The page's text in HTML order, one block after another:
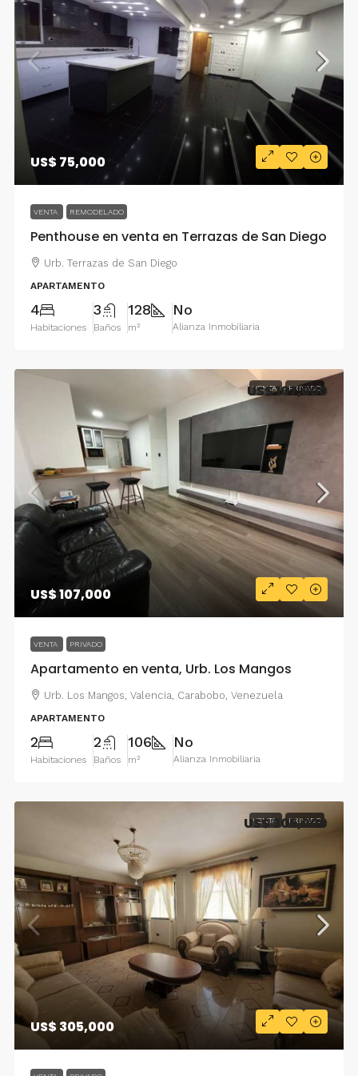
US$ 75,000
VENTA REMODELADO
Penthouse en venta en Terrazas de San Diego
Urb. Terrazas de San Diego
APARTAMENTO
4
Habitaciones
3
Baños
128
m²
No
Alianza Inmobiliaria
VENTA PRIVADO
US$ 107,000
VENTA PRIVADO
Apartamento en venta, Urb. Los Mangos
US$ 107,000
Urb. Los Mangos, Valencia, Carabobo, Venezuela
APARTAMENTO
2
Habitaciones
2
Baños
106
m²
No
Alianza Inmobiliaria
VENTA PRIVADO
US$ 305,000
US$ 305,000